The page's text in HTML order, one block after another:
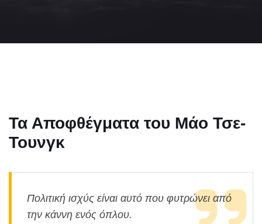
Τα Αποφθέγματα του Μάο Τσε-
Τουνγκ
Πολιτική ισχύς είναι αυτό που φυτρώνει από
την κάννη ενός όπλου.